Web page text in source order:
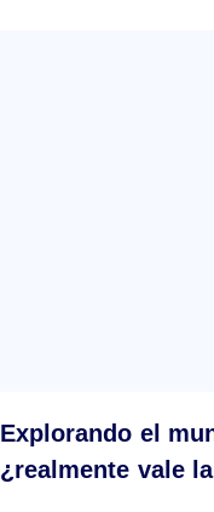
Explorando el
¿realmente vale